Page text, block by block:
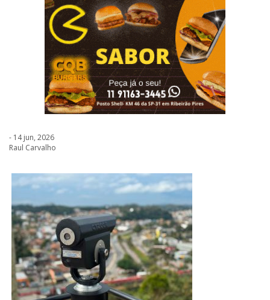
- 14 jun, 2026
Raul Carvalho